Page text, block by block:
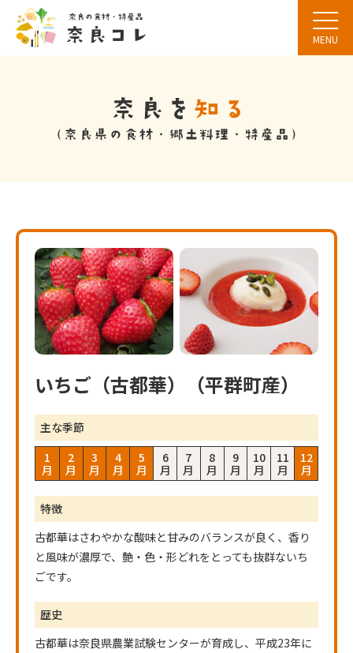
MENU
いちご（古都華）（平群町産）
主な季節
1
月
2
月
3
月
4
月
5
月
6
月
7
月
8
月
9
月
10
月
11
月
12
月
特徴
古都華はさわやかな酸味と甘みのバランスが良く、香り
と風味が濃厚で、艶・色・形どれをとっても抜群ないち
ごです。
歴史
古都華は奈良県農業試験センターが育成し、平成23年に